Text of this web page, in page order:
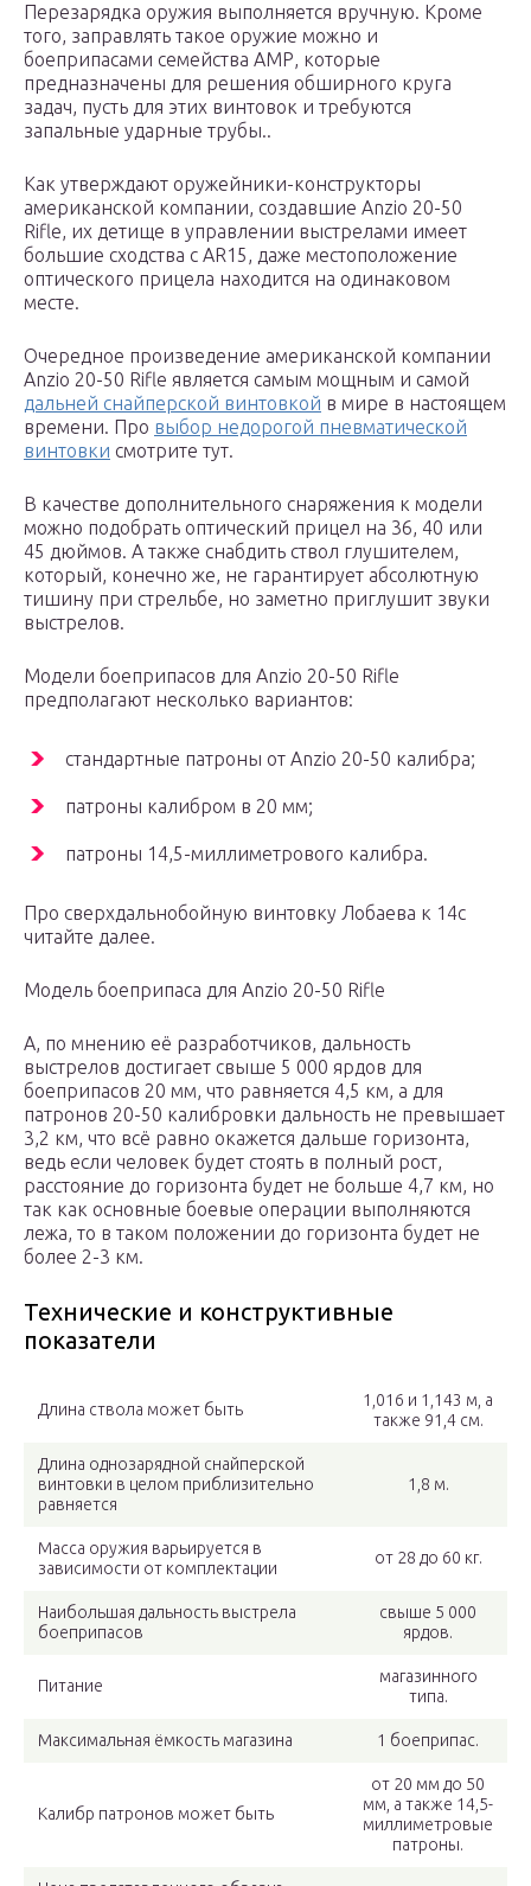
Перезарядка оружия выполняется вручную. Кроме
того, заправлять такое оружие можно и
боеприпасами семейства АМР, которые
предназначены для решения обширного круга
задач, пусть для этих винтовок и требуются
запальные ударные трубы..
Как утверждают оружейники-конструкторы
американской компании, создавшие Anzio 20-50
Rifle, их детище в управлении выстрелами имеет
большие сходства с AR15, даже местоположение
оптического прицела находится на одинаковом
месте.
Очередное произведение американской компании
Anzio 20-50 Rifle является самым мощным и самой
дальней снайперской винтовкой в мире в настоящем
времени. Про выбор недорогой пневматической
винтовки смотрите тут.
В качестве дополнительного снаряжения к модели
можно подобрать оптический прицел на 36, 40 или
45 дюймов. А также снабдить ствол глушителем,
который, конечно же, не гарантирует абсолютную
тишину при стрельбе, но заметно приглушит звуки
выстрелов.
Модели боеприпасов для Anzio 20-50 Rifle
предполагают несколько вариантов:
стандартные патроны от Anzio 20-50 калибра;
патроны калибром в 20 мм;
патроны 14,5-миллиметрового калибра.
Про сверхдальнобойную винтовку Лобаева к 14с
читайте далее.
Модель боеприпаса для Anzio 20-50 Rifle
А, по мнению её разработчиков, дальность
выстрелов достигает свыше 5 000 ярдов для
боеприпасов 20 мм, что равняется 4,5 км, а для
патронов 20-50 калибровки дальность не превышает
3,2 км, что всё равно окажется дальше горизонта,
ведь если человек будет стоять в полный рост,
расстояние до горизонта будет не больше 4,7 км, но
так как основные боевые операции выполняются
лежа, то в таком положении до горизонта будет не
более 2-3 км.
Технические и конструктивные
показатели
Длина ствола может быть
1,016 и 1,143 м, а
также 91,4 см.
Длина однозарядной снайперской
винтовки в целом приблизительно
равняется
1,8 м.
Масса оружия варьируется в
зависимости от комплектации
от 28 до 60 кг.
Наибольшая дальность выстрела
боеприпасов
свыше 5 000
ярдов.
Питание
магазинного
типа.
Максимальная ёмкость магазина 1 боеприпас.
Калибр патронов может быть
от 20 мм до 50
мм, а также 14,5-
миллиметровые
патроны.